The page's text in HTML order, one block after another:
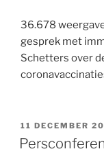
36.678
gesprek met
Schetters over
GEPLAATST
OP
11 DECEMBER